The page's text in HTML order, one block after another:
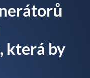
která by